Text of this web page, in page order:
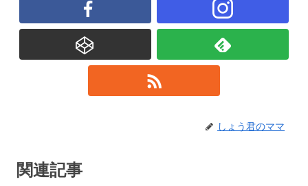
しょう君のママ
関連記事